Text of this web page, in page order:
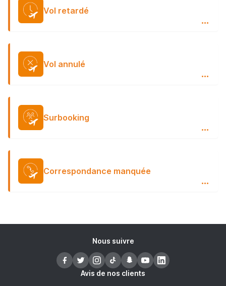
Vol retardé
…
Vol annulé
…
Surbooking
…
Correspondance manquée
…
Nous suivre
Avis de nos clients